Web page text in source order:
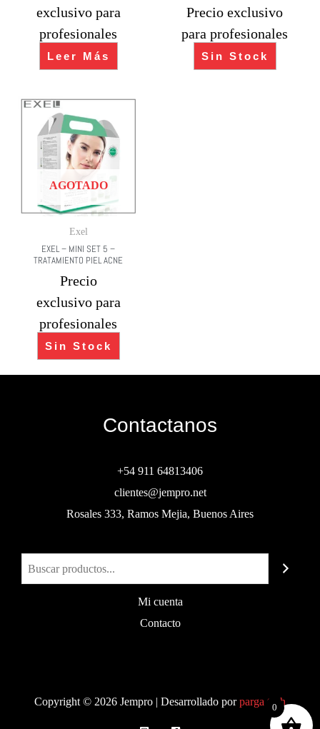
exclusivo para
profesionales
Leer Más
Precio exclusivo
para profesionales
Sin Stock
AGOTADO
Exel
EXEL – MINI SET 5 –
TRATAMIENTO PIEL ACNE
Precio
exclusivo para
profesionales
Sin Stock
Contactanos
+54 911 64813406
clientes@jempro.net
Rosales 333, Ramos Mejia, Buenos Aires
Mi cuenta
Contacto
Copyright © 2026 Jempro | Desarrollado porparga.tech
0